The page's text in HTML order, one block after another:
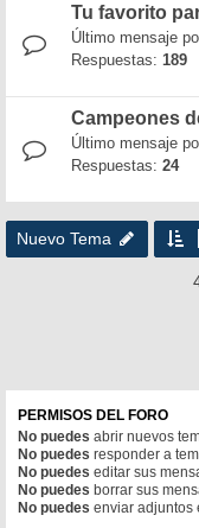
Tu favorito
Último mensaje
Respuestas: 189
Campeones
Último mensaje
Respuestas: 24
Nuevo Tema
PERMISOS DEL FORO
No puedes abrir nuevos
No puedes responder a
No puedes editar sus
No puedes borrar sus
No puedes enviar adjuntos